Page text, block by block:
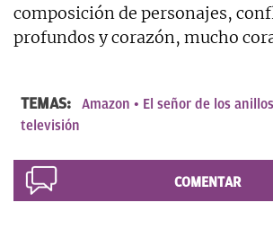
composición de personajes,
profundos y corazón, mucho
TEMAS: Amazon El señor de los anillos
televisión
COMENTAR